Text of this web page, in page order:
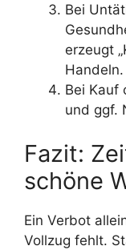
Bei
erzeugt
Handeln.
Bei Kauf
und ggf.
Fazit:
schöne
Ein Verbot
Vollzug fehlt.